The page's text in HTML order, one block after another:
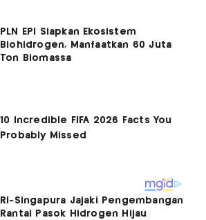
PLN EPI Siapkan Ekosistem
Biohidrogen, Manfaatkan 60 Juta
Ton Biomassa
RI-Singapura Jajaki Pengembangan
Rantai Pasok Hidrogen Hijau